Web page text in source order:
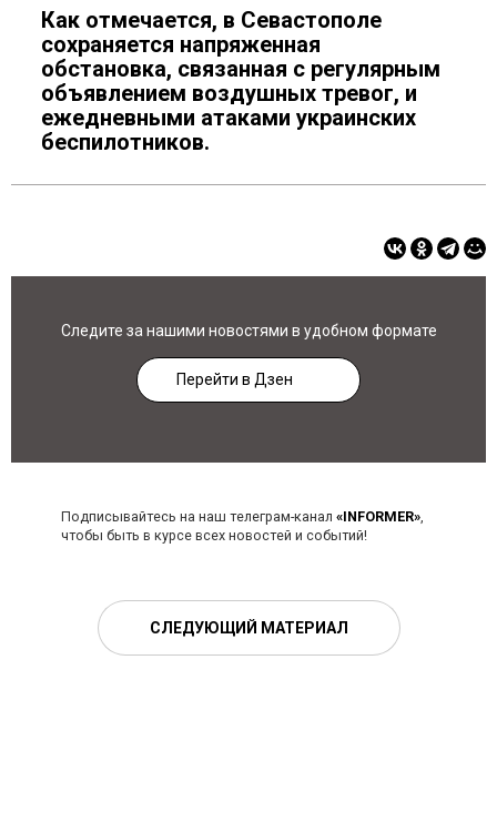
Как отмечается, в Севастополе
сохраняется напряженная
обстановка, связанная с регулярным
объявлением воздушных тревог, и
ежедневными атаками украинских
беспилотников.
Следите за нашими новостями в удобном формате
Перейти в Дзен
Подписывайтесь на наш телеграм-канал «INFORMER»,
чтобы быть в курсе всех новостей и событий!
СЛЕДУЮЩИЙ МАТЕРИАЛ